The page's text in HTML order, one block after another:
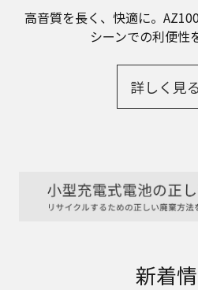
高音質を長く、快適に。
シーンでの利便性
詳しく見る
新着